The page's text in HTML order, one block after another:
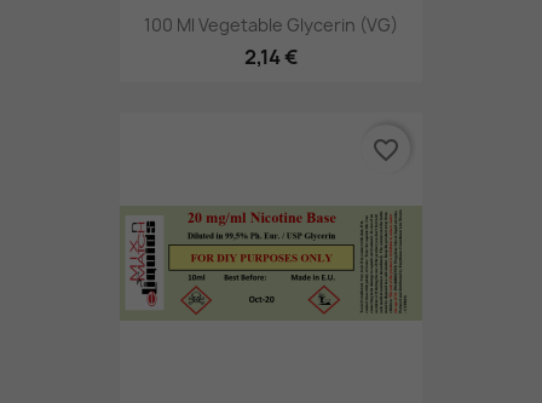
100 Ml Vegetable Glycerin (VG)
2,14 €
favorite_border